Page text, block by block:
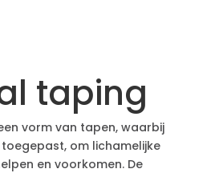
taping
vorm van tapen, waarbij
om lichamelijke
en voorkomen. De